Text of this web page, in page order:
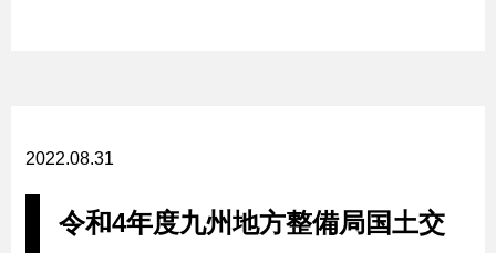
2022.08.31
令和4年度九州地方整備局国土交